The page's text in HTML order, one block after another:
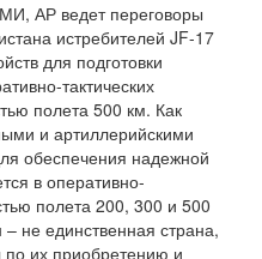
АР ведет переговоры
истребителей JF-17
для подготовки
тактических
полета 500 км. Как
и артиллерийскими
обеспечения надежной
в оперативно-
полета 200, 300 и 500
не единственная страна,
по их приобретению и